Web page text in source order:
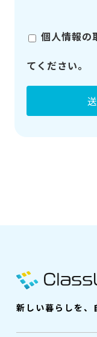
個人情報の
てください。
新しい暮らしを、